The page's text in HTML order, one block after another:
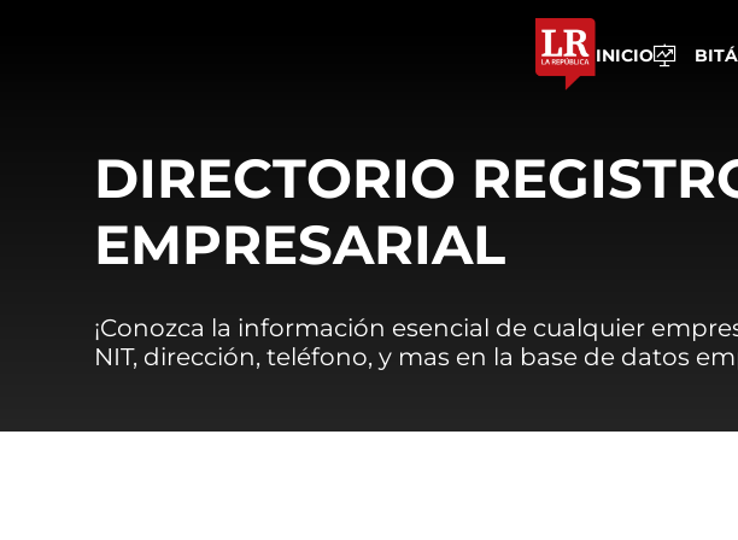
INICIO
DIRECTORIO
EMPRESARIAL
¡Conozca la información esencial de cualquier
NIT, dirección, teléfono, y mas en la base de datos